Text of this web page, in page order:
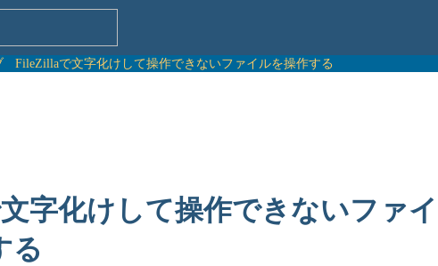
FileZillaで文字化けして操作できないファイルを操作する
字化けして操作できないファイ
る